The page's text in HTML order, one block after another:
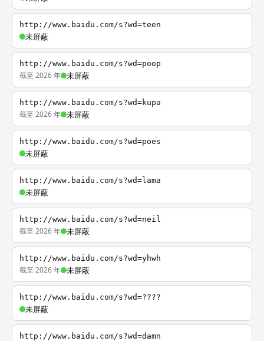
http://www.baidu.com/s?wd=teen
未屏蔽
http://www.baidu.com/s?wd=poop
截至 2026 年 未屏蔽
http://www.baidu.com/s?wd=kupa
截至 2026 年 未屏蔽
http://www.baidu.com/s?wd=poes
未屏蔽
http://www.baidu.com/s?wd=lama
未屏蔽
http://www.baidu.com/s?wd=neil
截至 2026 年 未屏蔽
http://www.baidu.com/s?wd=yhwh
截至 2026 年 未屏蔽
http://www.baidu.com/s?wd=????
未屏蔽
http://www.baidu.com/s?wd=damn